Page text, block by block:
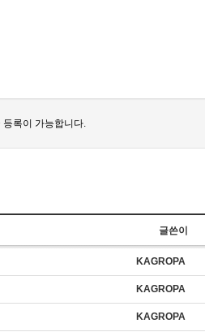
록이 가능합니다.
글쓴이
KAGROPA
KAGROPA
KAGROPA